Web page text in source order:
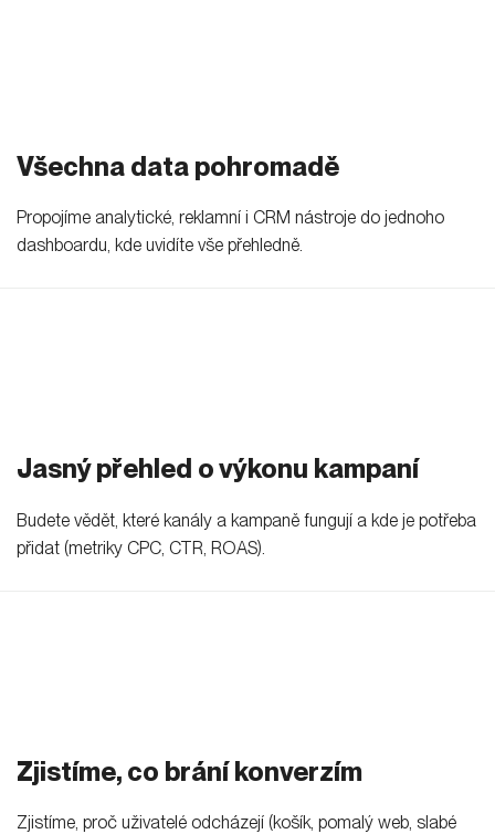
Všechna data pohromadě
Propojíme analytické, reklamní i CRM nástroje do jednoho
dashboardu, kde uvidíte vše přehledně.
Jasný přehled o výkonu kampaní
Budete vědět, které kanály a kampaně fungují a kde je potřeba
přidat (metriky CPC, CTR, ROAS).
Zjistíme, co brání konverzím
Zjistíme, proč uživatelé odcházejí (košík, pomalý web, slabé